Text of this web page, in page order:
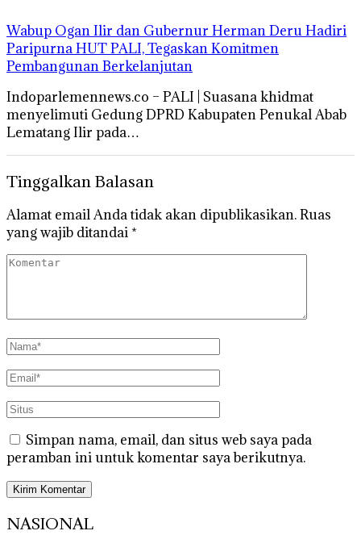
Wabup Ogan Ilir dan Gubernur Herman Deru Hadiri
Paripurna HUT PALI, Tegaskan Komitmen
Pembangunan Berkelanjutan
Indoparlemennews.co – PALI | Suasana khidmat
menyelimuti Gedung DPRD Kabupaten Penukal Abab
Lematang Ilir pada…
Tinggalkan Balasan
Alamat email Anda tidak akan dipublikasikan.Ruas
yang wajib ditandai *
Simpan nama, email, dan situs web saya pada
peramban ini untuk komentar saya berikutnya.
NASIONAL